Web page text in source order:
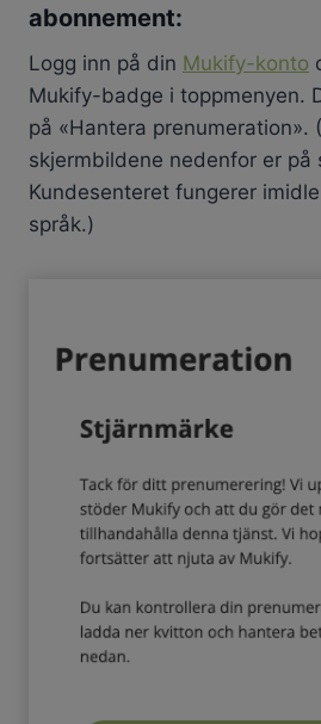
abonnement:
Logg inn på din Mukify-konto
Mukify-badge i toppmenyen.
på «Hantera prenumeration».
skjermbildene nedenfor er på
Kundesenteret fungerer
språk.)